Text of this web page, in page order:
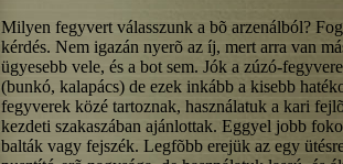
Milyen fegyvert válasszunk a bõ arzenálból?
kérdés. Nem igazán nyerõ az íj, mert arra van
ügyesebb vele, és a bot sem. Jók a zúzó-
(bunkó, kalapács) de ezek inkább a kisebb
fegyverek közé tartoznak, használatuk a kari
kezdeti szakaszában ajánlottak. Eggyel jobb
balták vagy fejszék. Legfõbb erejük az egy